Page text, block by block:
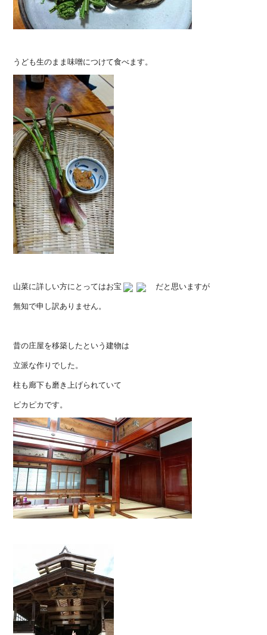
うども生のまま味噌につけて食べます。
山菜に詳しい方にとってはお宝 だと思いますが
無知で申し訳ありません。
昔の庄屋を移築したという建物は
立派な作りでした。
柱も廊下も磨き上げられていて
ピカピカです。